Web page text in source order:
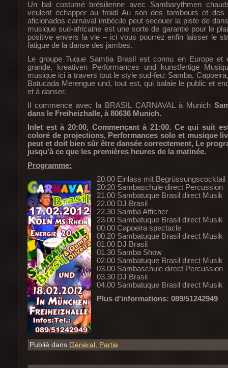
Un bal costumé brésilienne avec Sambarythmen
veulent échapper au froid! Au son des tambours et des
aficionados carnaval imbécile peut secouer la piste de
musique sud-africaine est une sorte de garantie pour le
positive envers la vie – ici vous pourrez enfin laisser le
fatigue de la danse des jambes.
Le groupe Tuque Samba Brasil est connu en Europe et
grande, kreativen Performances und kunstfertige
musique ici à travers tout le style sud-feu: Samba,
Batucada Merengue und, tout est, qui balaie le public et
et à danser.
Il commence avec la BRASIL CARNAVAL à Munich
dans le Freiheizhalle, à 80636 Munich.
Inlet est à 20:00, Commençant à 21:00. Ce qui suit
coloré de projections, Performances solo et musique
peut et doit bien sûr être dansée correctement, Le
jusqu'à ce que les premières heures de la matinée.
Programme:
20.00 Einlass mit Begrüssungscocktail
20:20 Sambaschule direct Percussion
21.00 Sambatuque Brasil direct Musik
22.00 DJ Brasil
22.30 Samba Afficher
23.00 Sambatuque Brasil direct Musik
00.00 Capoeira spectacle
00.20 Sambatuque Brasil direct Musik
01.00 DJ Brasil
01.30 Samba Show
02.00 Sambatuque Brasil direct Musik
03.00 Sambaschule direct Percussion
03.30 DJ Brasil
04.00 Sambatuque Brasil direct Musik
Plus d'informations: 089/51242949
Publié dans Général , Partie